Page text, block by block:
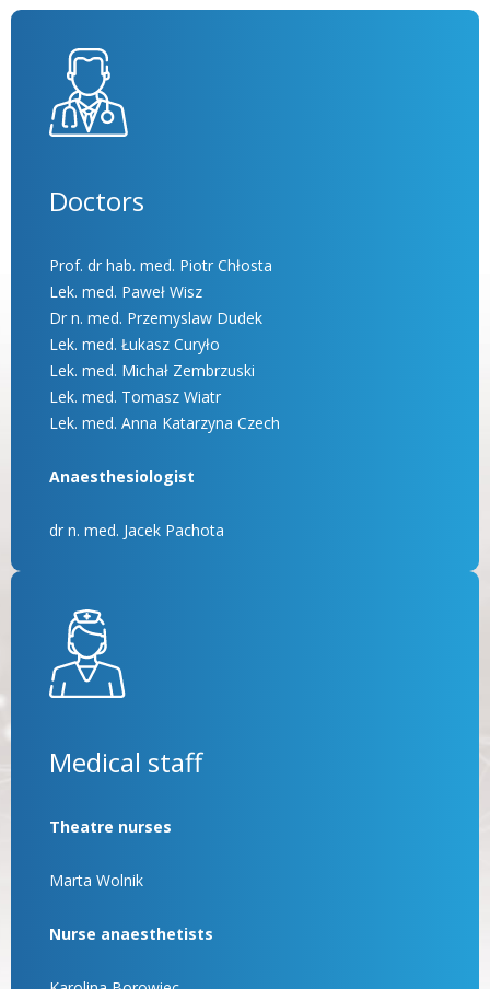
Doctors
Prof. dr hab. med. Piotr Chłosta
Lek. med. Paweł Wisz
Dr n. med. Przemyslaw Dudek
Lek. med. Łukasz Curyło
Lek. med. Michał Zembrzuski
Lek. med. Tomasz Wiatr
Lek. med. Anna Katarzyna Czech
Anaesthesiologist
dr n. med. Jacek Pachota
Medical staff
Theatre nurses
Marta Wolnik
Nurse anaesthetists